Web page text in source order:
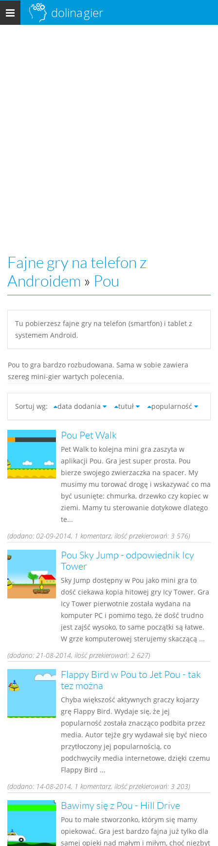
Menu
główne
dolinagier
Fajne gry na telefon z
Androidem » Pou
Tu pobierzesz fajne gry na telefon (smartfon) i tablet z
systemem Android.
Pou to gra bardzo rozbudowana. Sama w sobie zawiera
szereg mini-gier wartych polecenia.
Sortuj wg: data dodania tutuł popularność
Pou Pet Walk
Pet Walk to kolejna mini gra zaszyta w
aplikacji Pou. Gra jest super prosta. Pou
bierze swojego zwierzaczka na spacer. My
musimy mu torować drogę i wskazywać co ma
być usunięte: chmurka, drzewko czy kopiec w
ziemi. Mamy tu sterowanie dotykowe dlatego
te...
(dodano: 02-09-2014, 1 komentarz, ilość przekierowań: 3 576)
Pou Sky Jump - odpowiednik Icy
Tower
Sky Jump dostępny w Pou jako mini gra to
dość ciekawa kopia hitowej gry Icy Tower. Gra
Icy Tower pierwotnie została wydana na
komputer PC i pomimo tego, że dość trudno
jest zajść wysoko, to same początki są łatwe.
W grze komputerowej sterujemy skaczącą ...
(dodano: 21-08-2014, ilość przekierowań: 2 627)
Flappy Bird w Pou to Jet Pou - tak
tez można
Chyba większość aktywnych graczy kojarzy
grę Flappy Bird. Wydaje się, że jej
popularność została znacząco podbita przez
media. Autor tejże gry wydawał się być nieco
przytłoczony jej popularnością, co
podchwyciły media internetowe, dzięki czemu
Flappy Bird ...
(dodano: 14-08-2014, 1 komentarz, ilość przekierowań: 3 203)
Bawimy się z Pou - Hill Drive
Pou to małe stworzonko, którym się mamy
opiekować. Gra jest bardzo fajna już tylko dla
samej opieki nad małym i miłym, choć niezbyt